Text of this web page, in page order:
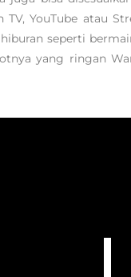
YouTube atau
seperti
yang ringan